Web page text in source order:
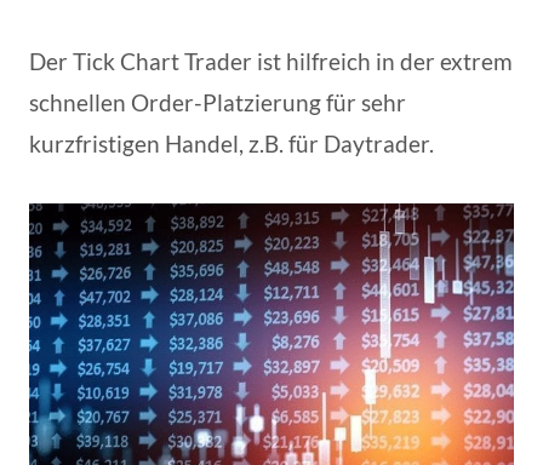
Der Tick Chart Trader ist hilfreich in der extrem
schnellen Order-Platzierung für sehr
kurzfristigen Handel, z.B. für Daytrader.